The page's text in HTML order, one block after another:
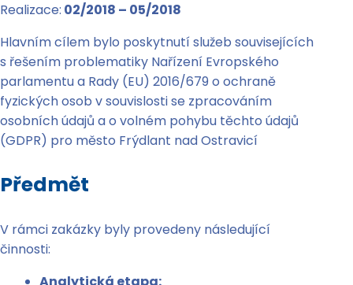
Realizace: 02/2018 – 05/2018
Hlavním cílem bylo poskytnutí služeb souvisejících
s řešením problematiky Nařízení Evropského
parlamentu a Rady (EU) 2016/679 o ochraně
fyzických osob v souvislosti se zpracováním
osobních údajů a o volném pohybu těchto údajů
(GDPR) pro město Frýdlant nad Ostravicí
Předmět
V rámci zakázky byly provedeny následující
činnosti: